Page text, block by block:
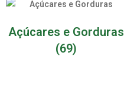
Açúcares e Gorduras
(69)